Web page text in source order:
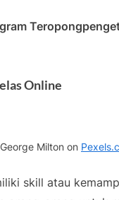
Online
Milton on
skill atau